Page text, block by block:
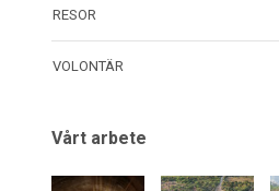
RESOR
VOLONTÄR
Vårt arbete